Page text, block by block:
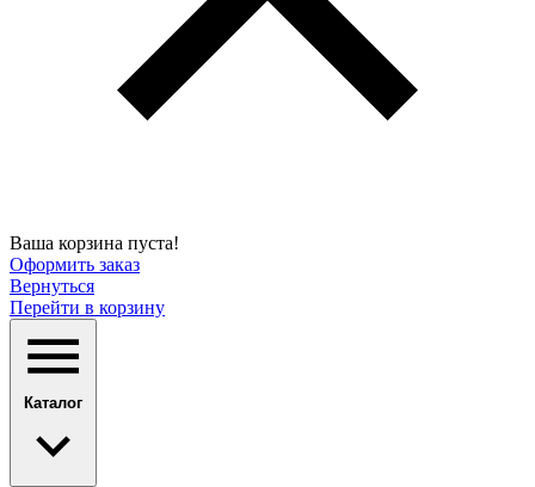
Ваша корзина пуста!
Оформить заказ
Вернуться
Перейти в корзину
Каталог